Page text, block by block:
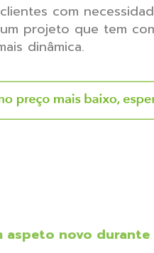
com
projeto que tem
dinâmica.
aspeto novo